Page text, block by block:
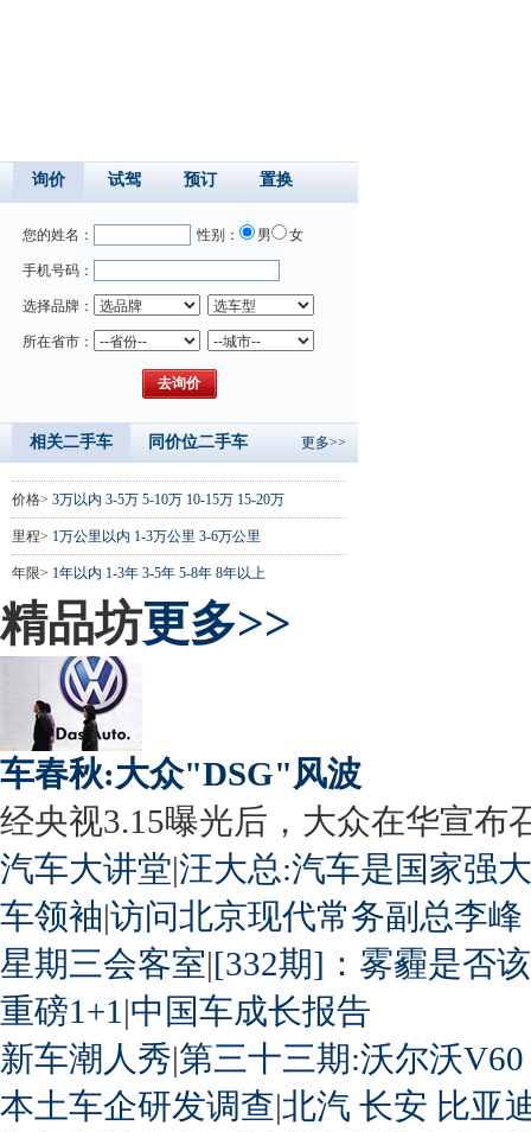
询价 试驾 预订 置换
您的姓名： 性别： 男 女
手机号码：
选择品牌：
所在省市：
相关二手车 同价位二手车 更多>>
价格> 3万以内 3-5万 5-10万 10-15万 15-20万
里程> 1万公里以内 1-3万公里 3-6万公里
年限> 1年以内 1-3年 3-5年 5-8年 8年以上
精品坊更多>>
车春秋:大众"DSG"风波
经央视3.15曝光后，大众在华宣布
汽车大讲堂|汪大总:汽车是国家强
车领袖|访问北京现代常务副总李峰
星期三会客室|[332期]：雾霾是否
重磅1+1 |中国车成长报告
新车潮人秀|第三十三期:沃尔沃
本土车企研发调查|北汽 长安 比亚